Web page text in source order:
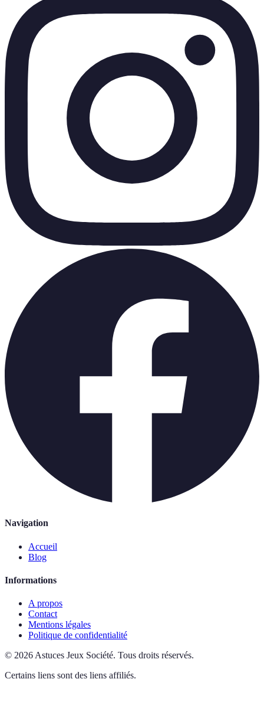
Navigation
Accueil
Blog
Informations
A propos
Contact
Mentions légales
Politique de confidentialité
© 2026 Astuces Jeux Société. Tous droits réservés.
Certains liens sont des liens affiliés.